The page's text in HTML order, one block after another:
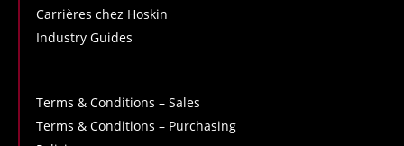
Carrières chez Hoskin
Industry Guides
Terms & Conditions – Sales
Terms & Conditions – Purchasing